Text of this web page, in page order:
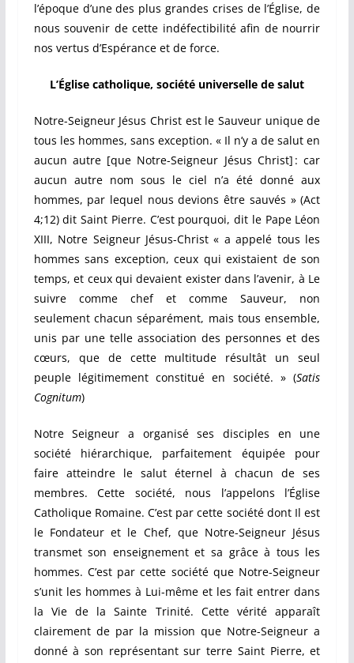
l’époque d’une des plus grandes crises de l’Église, de
nous souvenir de cette indéfectibilité afin de nourrir
nos vertus d’Espérance et de force.
L’Église catholique, société universelle de salut
Notre-Seigneur Jésus Christ est le Sauveur unique de
tous les hommes, sans exception. « Il n’y a de salut en
aucun autre [que Notre-Seigneur Jésus Christ] : car
aucun autre nom sous le ciel n’a été donné aux
hommes, par lequel nous devions être sauvés » (Act
4;12) dit Saint Pierre. C’est pourquoi, dit le Pape Léon
XIII, Notre Seigneur Jésus-Christ « a appelé tous les
hommes sans exception, ceux qui existaient de son
temps, et ceux qui devaient exister dans l’avenir, à Le
suivre comme chef et comme Sauveur, non
seulement chacun séparément, mais tous ensemble,
unis par une telle association des personnes et des
cœurs, que de cette multitude résultât un seul
peuple légitimement constitué en société. » (Satis
Cognitum)
Notre Seigneur a organisé ses disciples en une
société hiérarchique, parfaitement équipée pour
faire atteindre le salut éternel à chacun de ses
membres. Cette société, nous l’appelons l’Église
Catholique Romaine. C’est par cette société dont Il est
le Fondateur et le Chef, que Notre-Seigneur Jésus
transmet son enseignement et sa grâce à tous les
hommes. C’est par cette société que Notre-Seigneur
s’unit les hommes à Lui-même et les fait entrer dans
la Vie de la Sainte Trinité. Cette vérité apparaît
clairement de par la mission que Notre-Seigneur a
donné à son représentant sur terre Saint Pierre, et